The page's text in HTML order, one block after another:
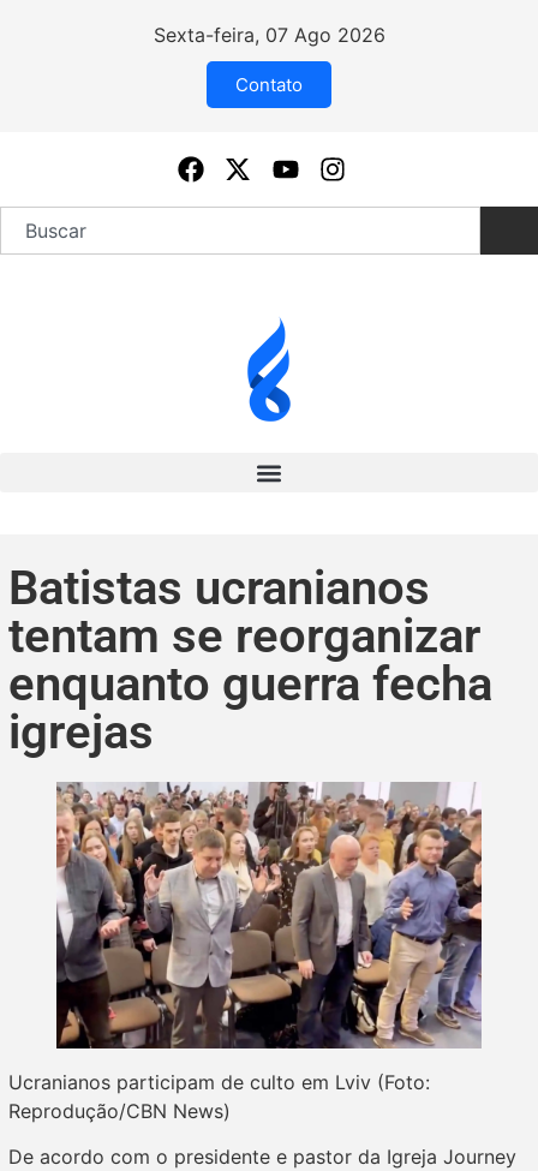
Sexta-feira, 07 Ago 2026
Contato
Batistas ucranianos
tentam se reorganizar
enquanto guerra fecha
igrejas
Ucranianos participam de culto em Lviv (Foto:
Reprodução/CBN News)
De acordo com o presidente e pastor da Igreja Journey